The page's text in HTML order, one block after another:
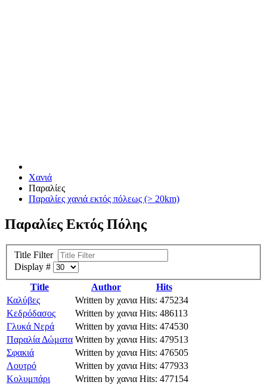
Χανιά
Παραλίες
Παραλίες χανιά εκτός πόλεως (> 20km)
Παραλίες Εκτός Πόλης
Title Filter
Display #
Title
Author
Hits
Καλύβες
Written by χανια Hits: 475234
Κεδρόδασος
Written by χανια Hits: 486113
Γλυκά Νερά
Written by χανια Hits: 474530
Παραλία Δώματα Written by χανια Hits: 479513
Σφακιά
Written by χανια Hits: 476505
Λουτρό
Written by χανια Hits: 477933
Κολυμπάρι
Written by χανια Hits: 477154